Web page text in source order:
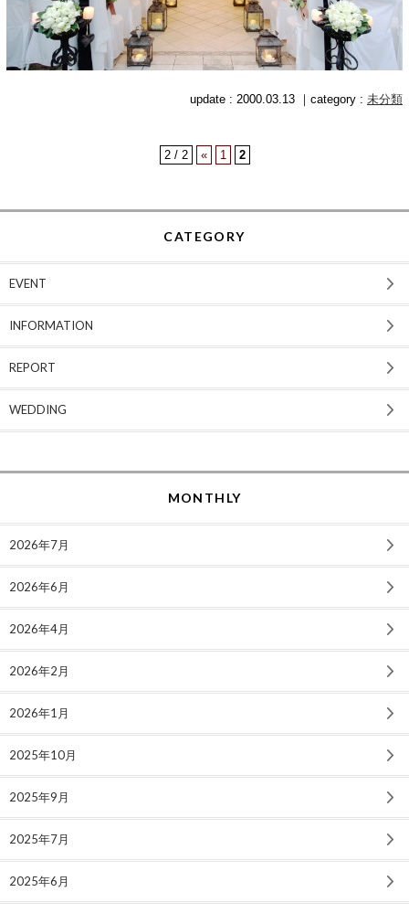
update : 2000.03.13 ｜category : 未分類
2 / 2 « 1 2
CATEGORY
EVENT
INFORMATION
REPORT
WEDDING
MONTHLY
2026年7月
2026年6月
2026年4月
2026年2月
2026年1月
2025年10月
2025年9月
2025年7月
2025年6月